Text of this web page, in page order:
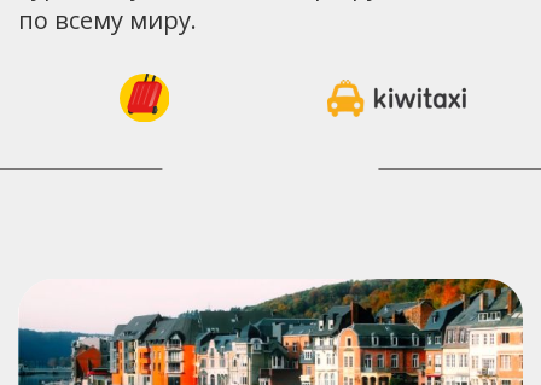
по всему миру.